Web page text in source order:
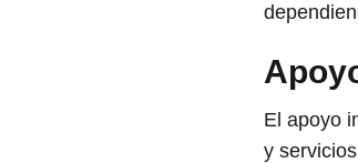
El apoyo
y